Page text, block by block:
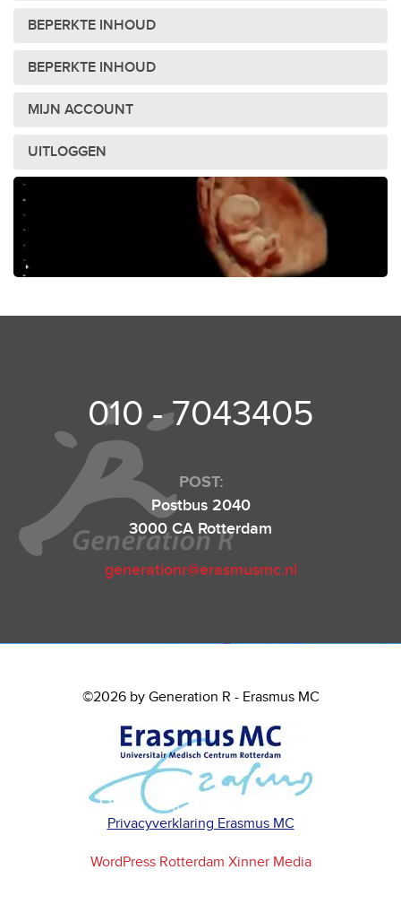
BEPERKTE INHOUD
BEPERKTE INHOUD
MIJN ACCOUNT
UITLOGGEN
010 - 7043405
POST:
Postbus 2040
3000 CA Rotterdam
generationr@erasmusmc.nl
©2026 by Generation R - Erasmus MC
Privacyverklaring Erasmus MC
WordPress Rotterdam Xinner Media